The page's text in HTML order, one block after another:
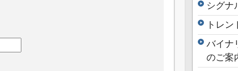
シグナ
トレン
バイナ
のご案